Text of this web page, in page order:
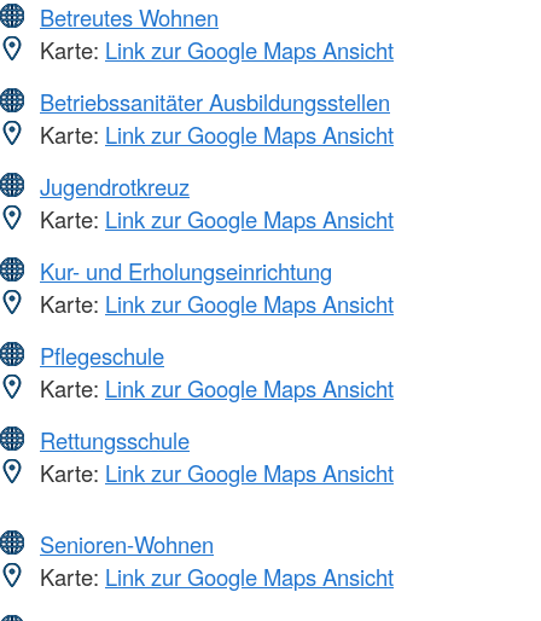
Betreutes Wohnen
Karte: Link zur Google Maps Ansicht
Betriebssanitäter Ausbildungsstellen
Karte: Link zur Google Maps Ansicht
Jugendrotkreuz
Karte: Link zur Google Maps Ansicht
Kur- und Erholungseinrichtung
Karte: Link zur Google Maps Ansicht
Pflegeschule
Karte: Link zur Google Maps Ansicht
Rettungsschule
Karte: Link zur Google Maps Ansicht
Senioren-Wohnen
Karte: Link zur Google Maps Ansicht